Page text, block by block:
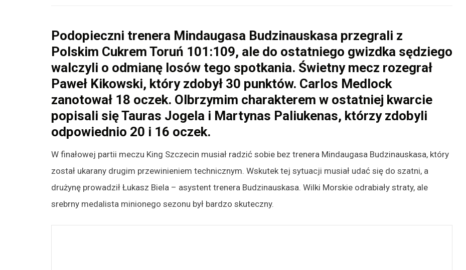
Podopieczni trenera Mindaugasa Budzinauskasa przegrali z
Polskim Cukrem Toruń 101:109, ale do ostatniego gwizdka sędziego
walczyli o odmianę losów tego spotkania. Świetny mecz rozegrał
Paweł Kikowski, który zdobył 30 punktów. Carlos Medlock
zanotował 18 oczek. Olbrzymim charakterem w ostatniej kwarcie
popisali się Tauras Jogela i Martynas Paliukenas, którzy zdobyli
odpowiednio 20 i 16 oczek.
W finałowej partii meczu King Szczecin musiał radzić sobie bez trenera Mindaugasa Budzinauskasa, który
został ukarany drugim przewinieniem technicznym. Wskutek tej sytuacji musiał udać się do szatni, a
drużynę prowadził Łukasz Biela – asystent trenera Budzinauskasa. Wilki Morskie odrabiały straty, ale
srebrny medalista minionego sezonu był bardzo skuteczny.